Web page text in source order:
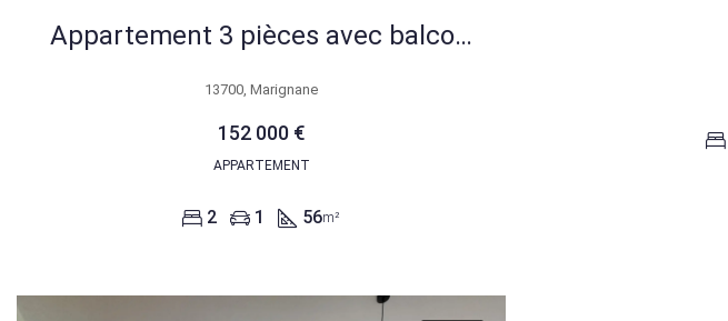
Appartement 3 pièces avec balcon, parking et cave à Marignane
13700, Marignane
152 000 €
APPARTEMENT
2 1 56m²